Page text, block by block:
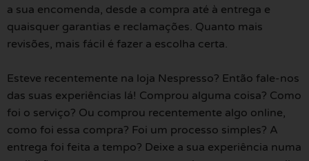
a sua encomenda, desde a compra até à entrega e
quaisquer garantias e reclamações. Quanto mais
revisões, mais fácil é fazer a escolha certa.
Esteve recentemente na loja Nespresso? Então fale-nos
das suas experiências lá! Comprou alguma coisa? Como
foi o serviço? Ou comprou recentemente algo online,
como foi essa compra? Foi um processo simples? A
entrega foi feita a tempo? Deixe a sua experiência numa